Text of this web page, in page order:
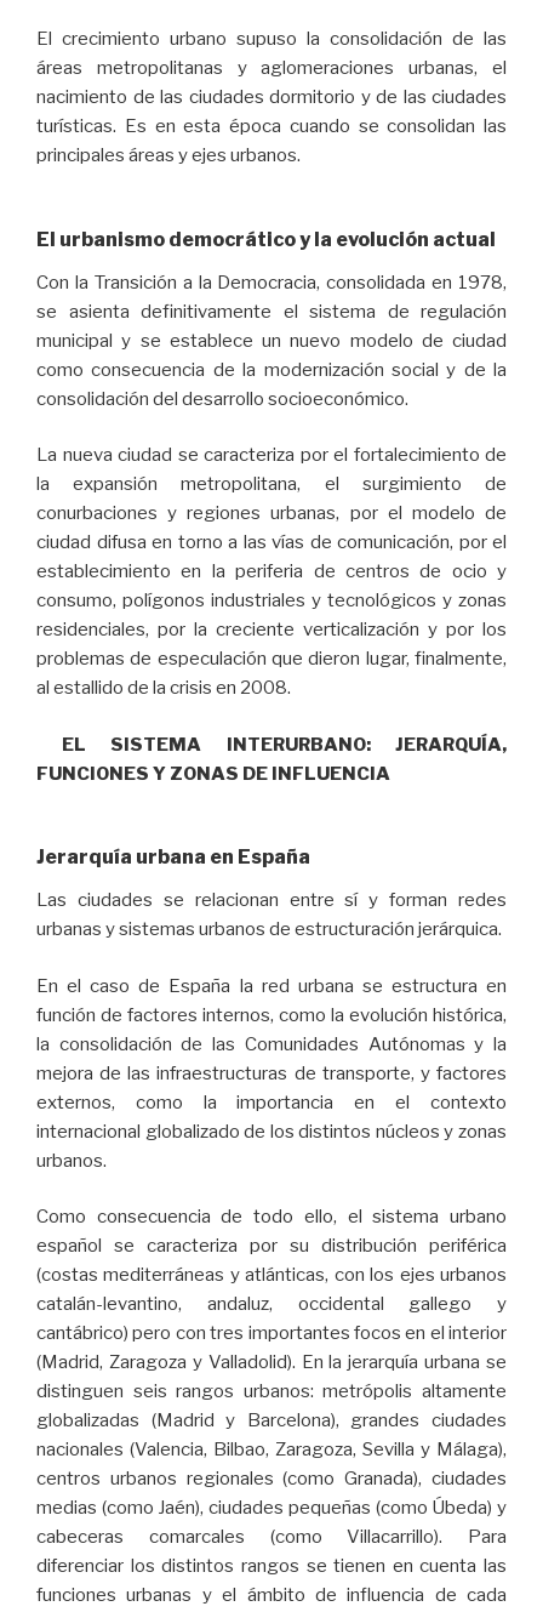
El crecimiento urbano supuso la consolidación de las
áreas metropolitanas y aglomeraciones urbanas, el
nacimiento de las ciudades dormitorio y de las ciudades
turísticas. Es en esta época cuando se consolidan las
principales áreas y ejes urbanos.
El urbanismo democrático y la evolución actual
Con la Transición a la Democracia, consolidada en 1978,
se asienta definitivamente el sistema de regulación
municipal y se establece un nuevo modelo de ciudad
como consecuencia de la modernización social y de la
consolidación del desarrollo socioeconómico.
La nueva ciudad se caracteriza por el fortalecimiento de
la expansión metropolitana, el surgimiento de
conurbaciones y regiones urbanas, por el modelo de
ciudad difusa en torno a las vías de comunicación, por el
establecimiento en la periferia de centros de ocio y
consumo, polígonos industriales y tecnológicos y zonas
residenciales, por la creciente verticalización y por los
problemas de especulación que dieron lugar, finalmente,
al estallido de la crisis en 2008.
EL SISTEMA INTERURBANO: JERARQUÍA,
FUNCIONES Y ZONAS DE INFLUENCIA
Jerarquía urbana en España
Las ciudades se relacionan entre sí y forman redes
urbanas y sistemas urbanos de estructuración jerárquica.
En el caso de España la red urbana se estructura en
función de factores internos, como la evolución histórica,
la consolidación de las Comunidades Autónomas y la
mejora de las infraestructuras de transporte, y factores
externos, como la importancia en el contexto
internacional globalizado de los distintos núcleos y zonas
urbanos.
Como consecuencia de todo ello, el sistema urbano
español se caracteriza por su distribución periférica
(costas mediterráneas y atlánticas, con los ejes urbanos
catalán-levantino, andaluz, occidental gallego y
cantábrico) pero con tres importantes focos en el interior
(Madrid, Zaragoza y Valladolid). En la jerarquía urbana se
distinguen seis rangos urbanos: metrópolis altamente
globalizadas (Madrid y Barcelona), grandes ciudades
nacionales (Valencia, Bilbao, Zaragoza, Sevilla y Málaga),
centros urbanos regionales (como Granada), ciudades
medias (como Jaén), ciudades pequeñas (como Úbeda) y
cabeceras comarcales (como Villacarrillo). Para
diferenciar los distintos rangos se tienen en cuenta las
funciones urbanas y el ámbito de influencia de cada